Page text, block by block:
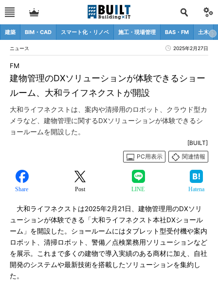
建築 BIM・CAD スマート化・リノベ 施工・現場管理 BAS・FM 土木
ニュース 2025年2月27日
建物管理のDXソリューションが体験できるショー
ルーム、大和ライフネクストが開設
FM
大和ライフネクストは、案内や清掃用のロボット、クラウド型カ
メラなど、建物管理に関するDXソリューションが体験できるシ
ョールームを開設した。
[BUILT]
PC用表示
関連情報
Share Post LINE Hatena
大和ライフネクストは2025年2月21日、建物管理用のDXソリ
ューションが体験できる「大和ライフネクスト本社DXショール
ーム」を開設した。ショールームにはタブレット型受付機や案内
ロボット、清掃ロボット、警備／点検業務用ソリューションなど
を展示。これまで多くの建物で導入実績のある商材に加え、自社
開発のシステムや最新技術を搭載したソリューションを集約し
た。